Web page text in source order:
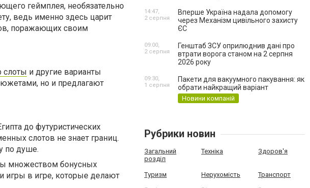
геймплея, необязательно
ведь именно здесь царит
поражающих своим
слоты и другие варианты
но и предлагают
до футуристических
слотов не знает границ.
по душе.
множеством бонусных
игры в игре, которые делают
Вперше Україна надала допомогу
через Механізм цивільного захисту
ЄС
14:47,
2 серпня
Генштаб ЗСУ оприлюднив дані про
втрати ворога станом на 2 серпня
2026 року
09:00,
2 серпня
Пакети для вакуумного пакування: як
обрати найкращий варіант
Новини компаній
09:30,
1 серпня
Рубрики новин
Загальний
розділ
Техніка Здоров'я
Туризм Нерухомість Транспорт